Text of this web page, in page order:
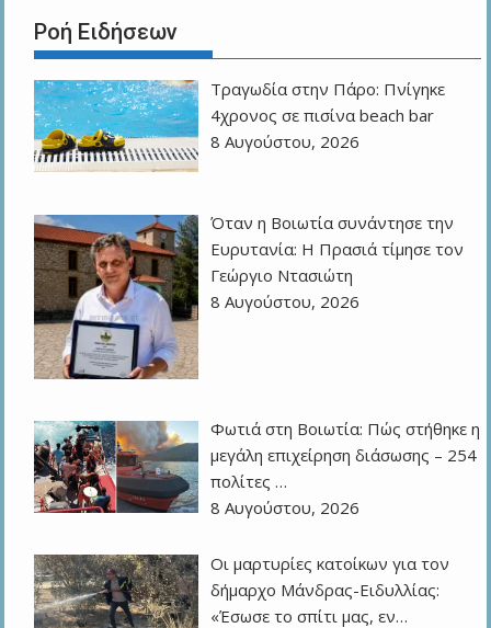
Ροή Ειδήσεων
Τραγωδία στην Πάρο: Πνίγηκε
4χρονος σε πισίνα beach bar
8 Αυγούστου, 2026
Όταν η Βοιωτία συνάντησε την
Ευρυτανία: Η Πρασιά τίμησε τον
Γεώργιο Ντασιώτη
8 Αυγούστου, 2026
Φωτιά στη Βοιωτία: Πώς στήθηκε η
μεγάλη επιχείρηση διάσωσης – 254
πολίτες …
8 Αυγούστου, 2026
Οι μαρτυρίες κατοίκων για τον
δήμαρχο Μάνδρας-Ειδυλλίας:
«Έσωσε το σπίτι μας, εν…